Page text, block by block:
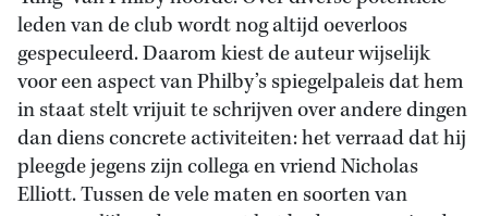
leden van de club wordt nog altijd oeverloos
gespeculeerd. Daarom kiest de auteur wijselijk
voor een aspect van Philby’s spiegelpaleis dat hem
in staat stelt vrijuit te schrijven over andere dingen
dan diens concrete activiteiten: het verraad dat hij
pleegde jegens zijn collega en vriend Nicholas
Elliott. Tussen de vele maten en soorten van